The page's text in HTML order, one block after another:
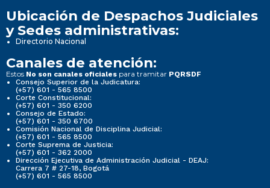
Ubicación de Despachos Judiciales
y Sedes administrativas:
Directorio Nacional
Canales de atención:
Estos No son canales oficiales para tramitar PQRSDF
Consejo Superior de la Judicatura:
(+57) 601 - 565 8500
Corte Constitucional:
(+57) 601 - 350 6200
Consejo de Estado:
(+57) 601 - 350 6700
Comisión Nacional de Disciplina Judicial:
(+57) 601 - 565 8500
Corte Suprema de Justicia:
(+57) 601 - 362 2000
Dirección Ejecutiva de Administración Judicial - DEAJ:
Carrera 7 # 27-18, Bogotá
(+57) 601 - 565 8500